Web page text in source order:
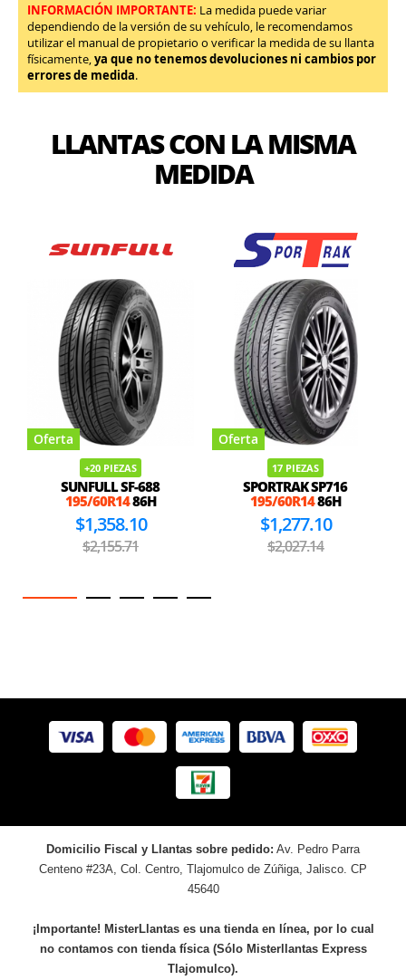
INFORMACIÓN IMPORTANTE: La medida puede variar
dependiendo de la versión de su vehículo, le recomendamos
utilizar el manual de propietario o verificar la medida de su llanta
físicamente,ya que no tenemos devoluciones ni cambios por
errores de medida.
LLANTAS CON LA MISMA
MEDIDA
Oferta
+20 PIEZAS
SUNFULL SF-688
195/60R1486H
$1,358.10
$2,155.71
Oferta
17 PIEZAS
SPORTRAK SP716
195/60R1486H
$1,277.10
$2,027.14
Domicilio Fiscal y Llantas sobre pedido: Av. Pedro Parra
Centeno #23A, Col. Centro, Tlajomulco de Zúñiga, Jalisco. CP
45640
¡Importante! MisterLlantas es una tienda en línea, por lo cual
no contamos con tienda física (Sólo Misterllantas Express
Tlajomulco).